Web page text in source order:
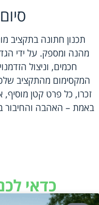
תכנון חתונה בתקציב
מהנה ומספק. על ידי
חכמים, וניצול
המקסימום מהתקציב שלכם
זכרו, כל פרט קטן
באמת – האהבה והחיבור
כדאי